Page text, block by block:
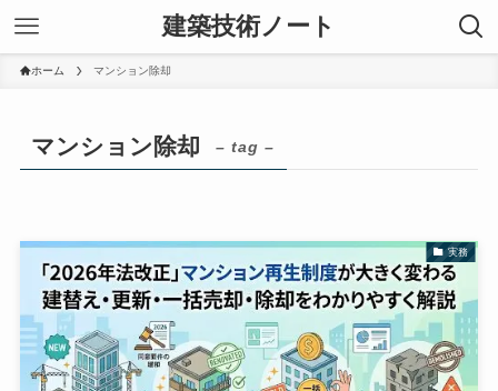
建築技術ノート
ホーム マンション除却
マンション除却 – tag –
実務